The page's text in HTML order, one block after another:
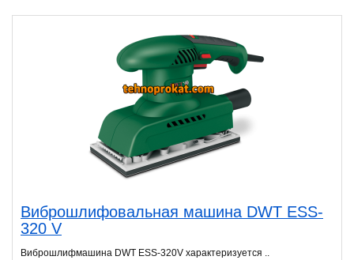
Виброшлифовальная машина DWT ESS-
320 V
Виброшлифмашина DWT ESS-320V характеризуется ..